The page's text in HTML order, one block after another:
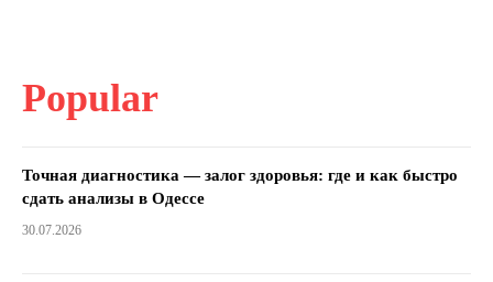
Popular
Точная диагностика — залог здоровья: где и как быстро
сдать анализы в Одессе
30.07.2026